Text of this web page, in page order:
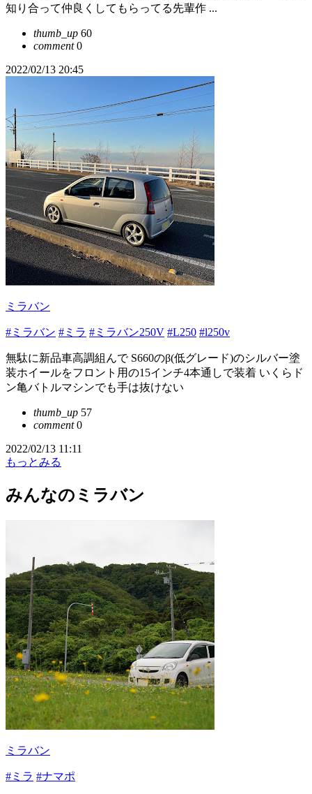
知り合って仲良くしてもらってる先輩作 ...
thumb_up 60
comment0
2022/02/13 20:45
ミラバン
#ミラバン #ミラ #ミラバン250V #L250 #l250v
無駄に新品車高調組んで S660のβ(低グレード)のシルバー塗
装ホイールをフロント用の15インチ4本通しで装着 いくらド
ン亀バトルマシンでも手は抜けない
thumb_up 57
comment0
2022/02/13 11:11
もっとみる
みんなのミラバン
ミラバン
#ミラ #ナマポ